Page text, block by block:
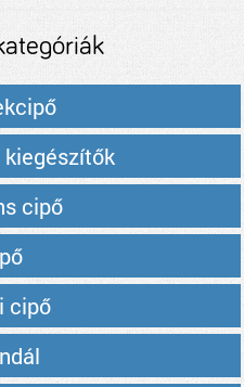
kiegészítők
cipő
cipő